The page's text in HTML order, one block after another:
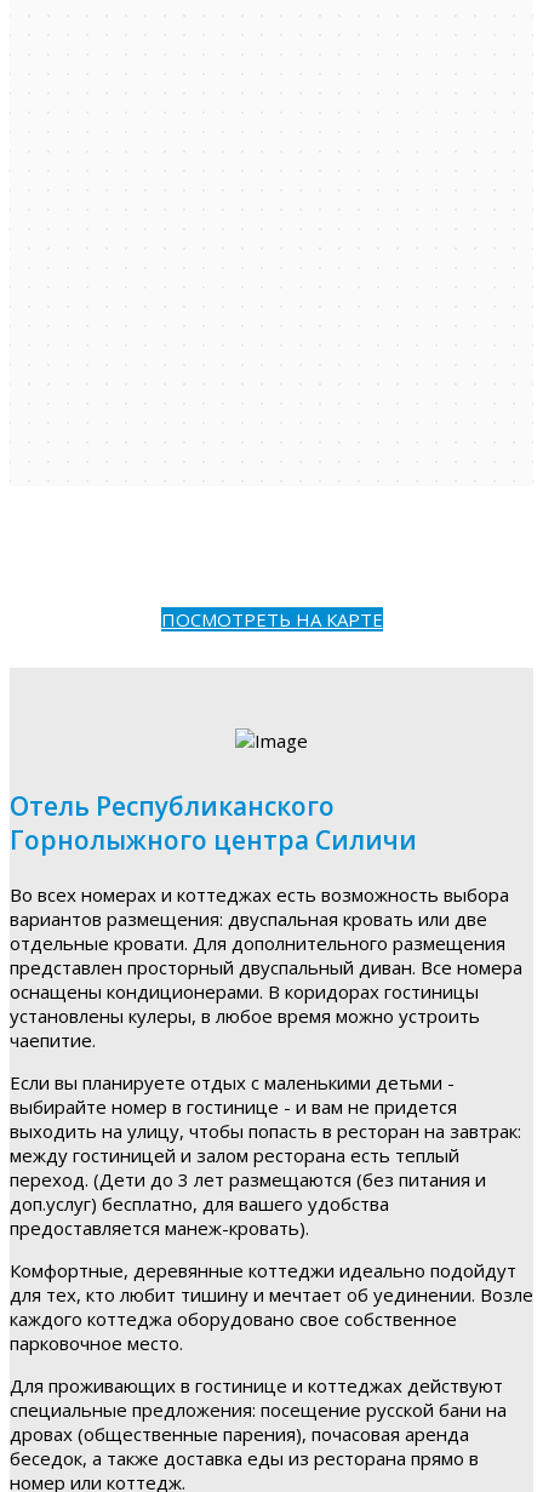
ПОСМОТРЕТЬ НА КАРТЕ
Отель Республиканского
Горнолыжного центра Силичи
Во всех номерах и коттеджах есть возможность выбора
вариантов размещения: двуспальная кровать или две
отдельные кровати. Для дополнительного размещения
представлен просторный двуспальный диван. Все номера
оснащены кондиционерами. В коридорах гостиницы
установлены кулеры, в любое время можно устроить
чаепитие.
Если вы планируете отдых с маленькими детьми -
выбирайте номер в гостинице - и вам не придется
выходить на улицу, чтобы попасть в ресторан на завтрак:
между гостиницей и залом ресторана есть теплый
переход. (Дети до 3 лет размещаются (без питания и
доп.услуг) бесплатно, для вашего удобства
предоставляется манеж-кровать).
Комфортные, деревянные коттеджи идеально подойдут
для тех, кто любит тишину и мечтает об уединении. Возле
каждого коттеджа оборудовано свое собственное
парковочное место.
Для проживающих в гостинице и коттеджах действуют
специальные предложения: посещение русской бани на
дровах (общественные парения), почасовая аренда
беседок, а также доставка еды из ресторана прямо в
номер или коттедж.